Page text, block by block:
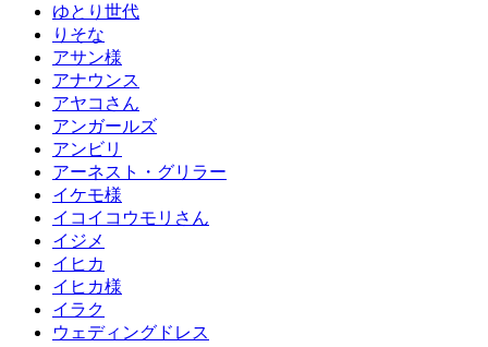
ゆとり世代
りそな
アサン様
アナウンス
アヤコさん
アンガールズ
アンビリ
アーネスト・グリラー
イケモ様
イコイコウモリさん
イジメ
イヒカ
イヒカ様
イラク
ウェディングドレス